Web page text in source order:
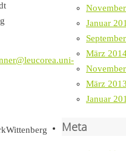
Januar
März
März 2013
Januar
Meta